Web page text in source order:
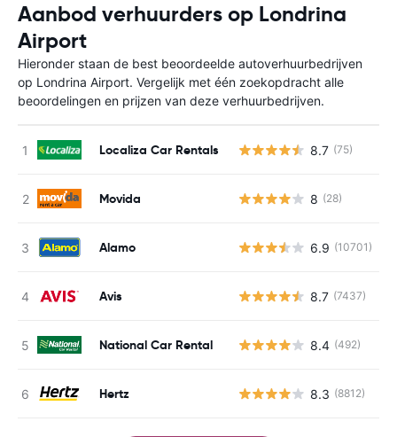
Aanbod verhuurders op Londrina
Airport
Hieronder staan de best beoordeelde autoverhuurbedrijven
op Londrina Airport. Vergelijk met één zoekopdracht alle
beoordelingen en prijzen van deze verhuurbedrijven.
Localiza Car Rentals 8.7 (75)
Movida 8 (28)
Alamo 6.9 (10701)
Avis 8.7 (7437)
National Car Rental 8.4 (492)
Hertz 8.3 (8812)